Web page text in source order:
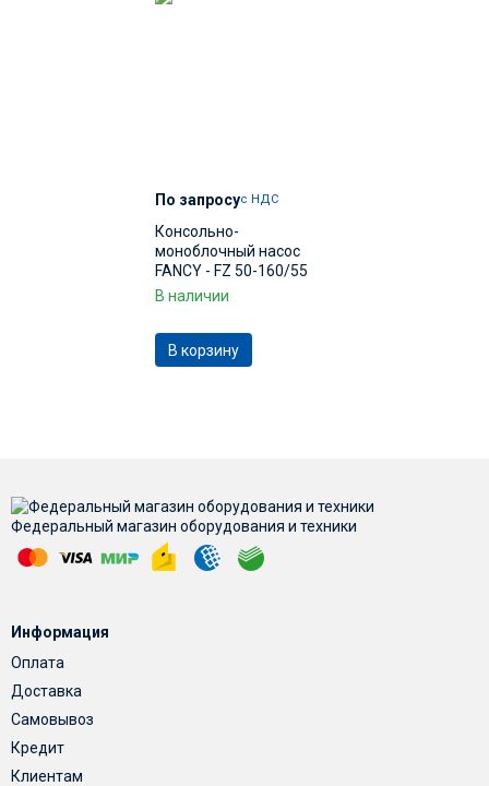
По запросус НДС
Консольно-
моноблочный насос
FANCY - FZ 50-160/55
арт.6282
В наличии
В корзину
Федеральный магазин оборудования и техники
Информация
Оплата
Доставка
Самовывоз
Кредит
Клиентам